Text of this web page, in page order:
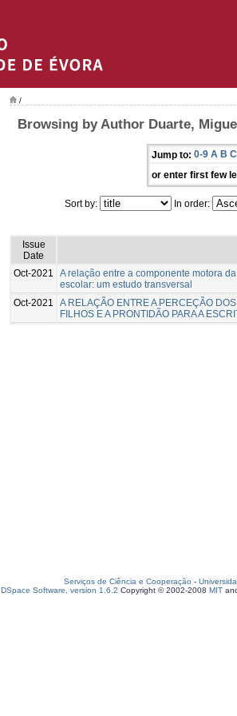
/
Browsing by Author Duarte,
Jump to: 0-9 A B C
or enter first few
Sort by: In order:
Issue
Date
Oct-2021
A relação entre a componente motora
escolar: um estudo transversal
Oct-2021
A RELAÇÃO ENTRE A PERCEÇÃO
FILHOS E A PRONTIDÃO PARA A
Serviços de Ciência e Cooperação -
DSpace Software, version 1.6.2 Copyright © 2002-2008 MIT